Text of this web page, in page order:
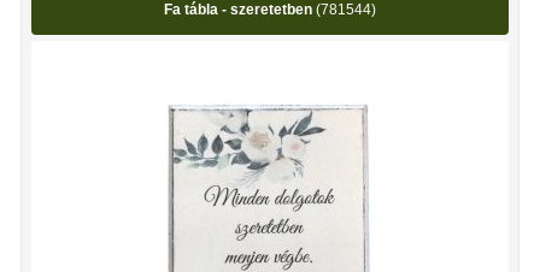
Fa tábla - szeretetben(781544)